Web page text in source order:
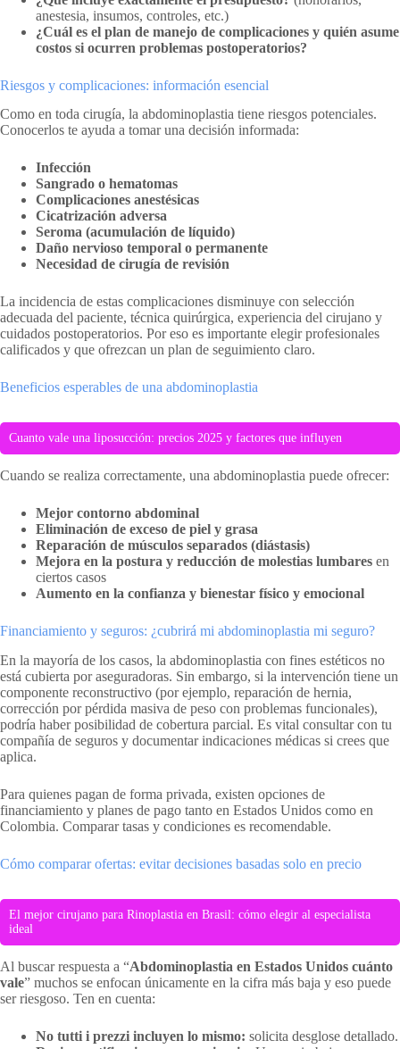
anestesia, insumos, controles, etc.)
¿Cuál es el plan de manejo de complicaciones y quién asume
costos si ocurren problemas postoperatorios?
Riesgos y complicaciones: información esencial
Como en toda cirugía, la abdominoplastia tiene riesgos potenciales.
Conocerlos te ayuda a tomar una decisión informada:
Infección
Sangrado o hematomas
Complicaciones anestésicas
Cicatrización adversa
Seroma (acumulación de líquido)
Daño nervioso temporal o permanente
Necesidad de cirugía de revisión
La incidencia de estas complicaciones disminuye con selección
adecuada del paciente, técnica quirúrgica, experiencia del cirujano y
cuidados postoperatorios. Por eso es importante elegir profesionales
calificados y que ofrezcan un plan de seguimiento claro.
Beneficios esperables de una abdominoplastia
Cuanto vale una liposucción: precios 2025 y factores que influyen
Cuando se realiza correctamente, una abdominoplastia puede ofrecer:
Mejor contorno abdominal
Eliminación de exceso de piel y grasa
Reparación de músculos separados (diástasis)
Mejora en la postura y reducción de molestias lumbares en
ciertos casos
Aumento en la confianza y bienestar físico y emocional
Financiamiento y seguros: ¿cubrirá mi abdominoplastia mi seguro?
En la mayoría de los casos, la abdominoplastia con fines estéticos no
está cubierta por aseguradoras. Sin embargo, si la intervención tiene un
componente reconstructivo (por ejemplo, reparación de hernia,
corrección por pérdida masiva de peso con problemas funcionales),
podría haber posibilidad de cobertura parcial. Es vital consultar con tu
compañía de seguros y documentar indicaciones médicas si crees que
aplica.
Para quienes pagan de forma privada, existen opciones de
financiamiento y planes de pago tanto en Estados Unidos como en
Colombia. Comparar tasas y condiciones es recomendable.
Cómo comparar ofertas: evitar decisiones basadas solo en precio
El mejor cirujano para Rinoplastia en Brasil: cómo elegir al especialista
ideal
Al buscar respuesta a “Abdominoplastia en Estados Unidos cuánto
vale” muchos se enfocan únicamente en la cifra más baja y eso puede
ser riesgoso. Ten en cuenta:
No tutti i prezzi incluyen lo mismo: solicita desglose detallado.